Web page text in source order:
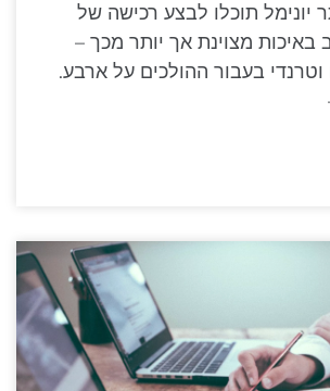
תוכלו לבצע רכישה של
מצוינת אך יותר מכך –
בעבור ההולכים על ארבע.